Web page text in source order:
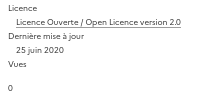
Licence
Licence Ouverte / Open Licence version 2.0
Dernière mise à jour
25 juin 2020
Vues
0